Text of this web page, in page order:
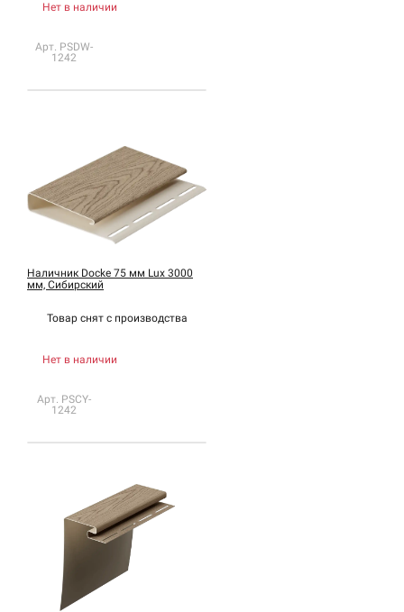
Нет в наличии
Арт. PSDW-
1242
Наличник Docke 75 мм Lux 3000
мм, Сибирский
Товар снят с производства
Нет в наличии
Арт. PSCY-
1242